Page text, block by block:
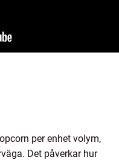
per enhet volym,
Det påverkar hur